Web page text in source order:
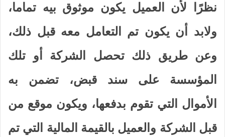
نظرًا لأن العميل يكون موثوق بيه تماما،
ولابد أن يكون تم التعامل معه قبل ذلك،
وعن طريق ذلك تحصل الشركة أو تلك
المؤسسة على سند قبض، تضمن به
الأموال التي تقوم بدفعها، ويكون موقع من
قبل الشركة والعميل بالقيمة المالية التي تم